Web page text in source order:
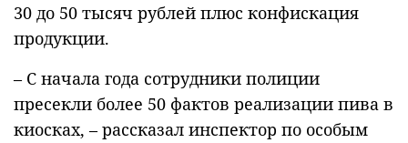
30 до 50 тысяч рублей плюс конфискация
продукции.
– С начала года сотрудники полиции
пресекли более 50 фактов реализации пива в
киосках, – рассказал инспектор по особым